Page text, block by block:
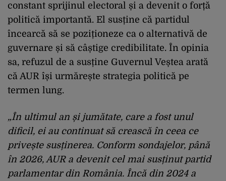
constant sprijinul electoral și a devenit o forță
politică importantă. El susține că partidul
încearcă să se poziționeze ca o alternativă de
guvernare și să câștige credibilitate. În opinia
sa, refuzul de a susține Guvernul Veștea arată
că AUR își urmărește strategia politică pe
termen lung.
„În ultimul an și jumătate, care a fost unul
dificil, ei au continuat să crească în ceea ce
privește susținerea. Conform sondajelor, până
în 2026, AUR a devenit cel mai susținut partid
parlamentar din România. Încă din 2024 a